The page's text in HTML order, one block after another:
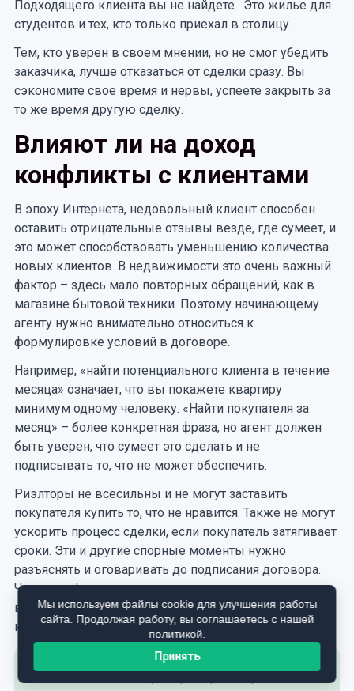
Подходящего клиента вы не найдете. Это жилье для
студентов и тех, кто только приехал в столицу.
Тем, кто уверен в своем мнении, но не смог убедить
заказчика, лучше отказаться от сделки сразу. Вы
сэкономите свое время и нервы, успеете закрыть за
то же время другую сделку.
Влияют ли на доход
конфликты с клиентами
В эпоху Интернета, недовольный клиент способен
оставить отрицательные отзывы везде, где сумеет, и
это может способствовать уменьшению количества
новых клиентов. В недвижимости это очень важный
фактор – здесь мало повторных обращений, как в
магазине бытовой техники. Поэтому начинающему
агенту нужно внимательно относиться к
формулировке условий в договоре.
Например, «найти потенциального клиента в течение
месяца» означает, что вы покажете квартиру
минимум одному человеку. «Найти покупателя за
месяц» – более конкретная фраза, но агент должен
быть уверен, что сумеет это сделать и не
подписывать то, что не может обеспечить.
Риэлторы не всесильны и не могут заставить
покупателя купить то, что не нравится. Также не могут
ускорить процесс сделки, если покупатель затягивает
сроки. Эти и другие спорные моменты нужно
разъяснять и оговаривать до подписания договора.
Часть конфликтов связана с тем, что кто-то «немного
врал», но еще больше с тем, что кто-то думал «ну все
и так понятно».
Мы используем файлы cookie для улучшения работы
сайта. Продолжая работу, вы соглашаетесь с нашей
политикой.
Принять